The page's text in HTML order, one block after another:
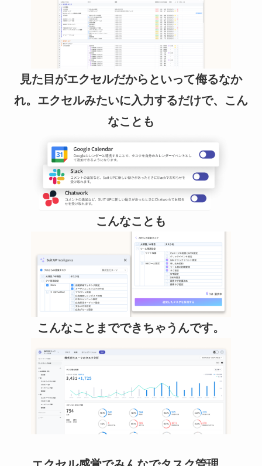
見た目がエクセルだからといって侮るなか
れ。エクセルみたいに入力するだけで、こん
なことも
こんなことも
こんなことまでできちゃうんです。